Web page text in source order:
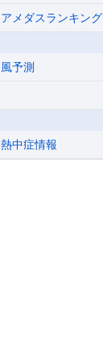
アメダスランキング
風予測
熱中症情報